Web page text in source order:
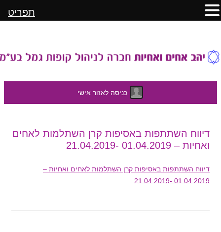
כניסה לאזור אישי
לתוכן
דיווח השתתפות באסיפות קרן השתלמות לאחים
ואחיות – 01.04.2019 -21.04.2019
דיווח השתתפות באסיפות קרן השתלמות לאחים ואחיות –
01.04.2019 -21.04.2019
תפריט